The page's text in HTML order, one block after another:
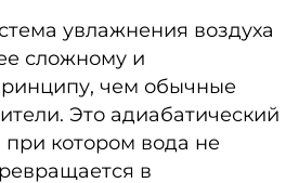
увлажнения воздуха
сложному и
чем обычные
Это адиабатический
котором вода не
в